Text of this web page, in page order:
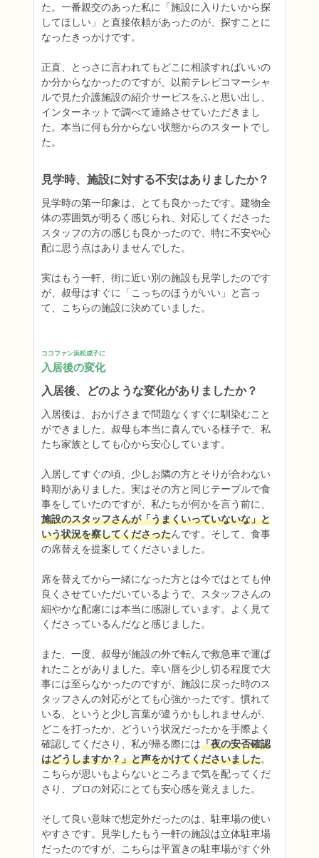
た。一番親交のあった私に「施設に入りたいから探
してほしい」と直接依頼があったのが、探すことに
なったきっかけです。
正直、とっさに言われてもどこに相談すればいいの
か分からなかったのですが、以前テレビコマーシャ
ルで見た介護施設の紹介サービスをふと思い出し、
インターネットで調べて連絡させていただきまし
た。本当に何も分からない状態からのスタートでし
た。
見学時、施設に対する不安はありましたか？
見学時の第一印象は、とても良かったです。建物全
体の雰囲気が明るく感じられ、対応してくださった
スタッフの方の感じも良かったので、特に不安や心
配に思う点はありませんでした。
実はもう一軒、街に近い別の施設も見学したのです
が、叔母はすぐに「こっちのほうがいい」と言っ
て、こちらの施設に決めていました。
ココファン浜松成子に
入居後の変化
入居後、どのような変化がありましたか？
入居後は、おかげさまで問題なくすぐに馴染むこと
ができました。叔母も本当に喜んでいる様子で、私
たち家族としても心から安心しています。
入居してすぐの頃、少しお隣の方とそりが合わない
時期がありました。実はその方と同じテーブルで食
事をしていたのですが、私たちが何かを言う前に、
施設のスタッフさんが「うまくいっていないな」と
いう状況を察してくださったんです。そして、食事
の席替えを提案してくださいました。
席を替えてから一緒になった方とは今ではとても仲
良くさせていただいているようで、スタッフさんの
細やかな配慮には本当に感謝しています。よく見て
くださっているんだなと感じました。
また、一度、叔母が施設の外で転んで救急車で運ば
れたことがありました。幸い唇を少し切る程度で大
事には至らなかったのですが、施設に戻った時のス
タッフさんの対応がとても心強かったです。慣れて
いる、というと少し言葉が違うかもしれませんが、
どこを打ったか、どういう状況だったかを手際よく
確認してくださり、私が帰る際には「夜の安否確認
はどうしますか？」と声をかけてくださいました。
こちらが思いもよらないところまで気を配ってくだ
さり、プロの対応にとても安心感を覚えました。
そして良い意味で想定外だったのは、駐車場の使い
やすさです。見学したもう一軒の施設は立体駐車場
だったのですが、こちらは平置きの駐車場がすぐ外